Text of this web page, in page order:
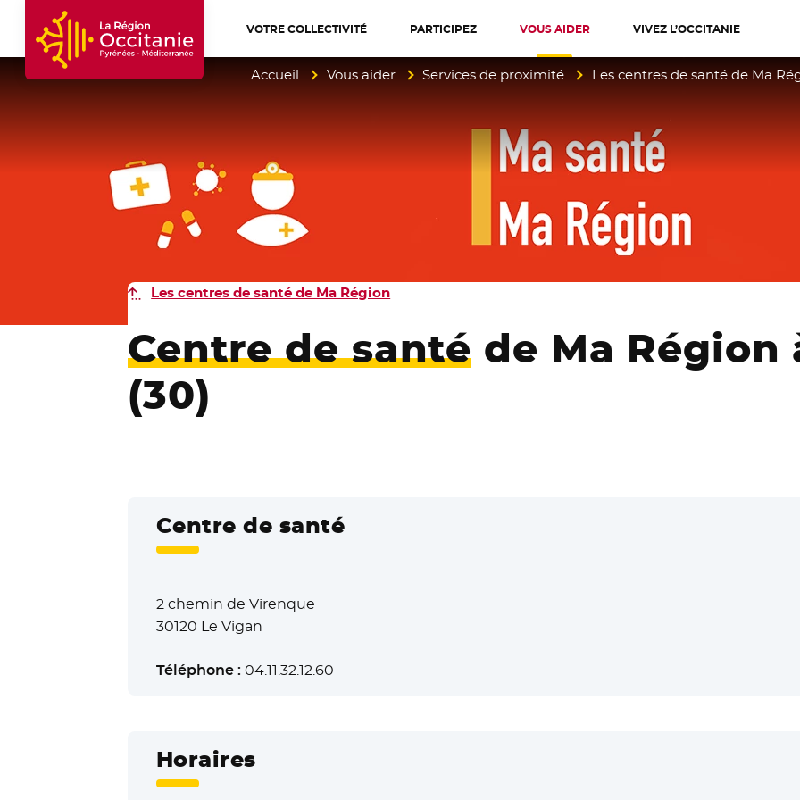
Accueil Région Occitanie / Pyrénées-Méditerranée
VOTRE COLLECTIVITÉ PARTICIPEZ VOUS AIDER VIVEZ L’OCCITANIE
Accueil Vous aider Services de proximité Les centres de santé de Ma
Les centres de santé de Ma Région
Centre de santé de Ma Région
(30)
Centre de santé
2 chemin de Virenque
30120 Le Vigan
Téléphone : 04.11.32.12.60
Horaires